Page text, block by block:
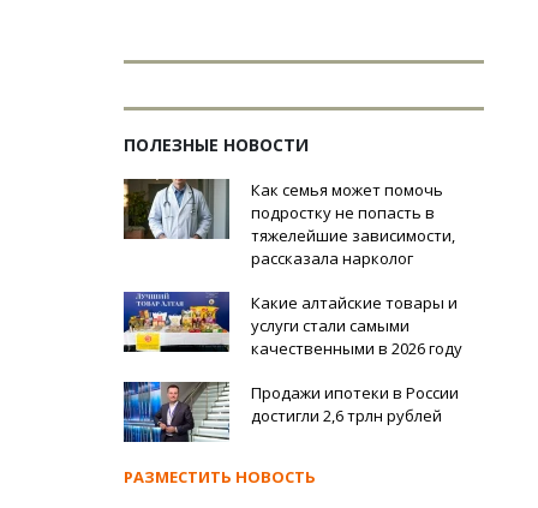
ПОЛЕЗНЫЕ НОВОСТИ
Как семья может помочь
подростку не попасть в
тяжелейшие зависимости,
рассказала нарколог
Какие алтайские товары и
услуги стали самыми
качественными в 2026 году
Продажи ипотеки в России
достигли 2,6 трлн рублей
РАЗМЕСТИТЬ НОВОСТЬ